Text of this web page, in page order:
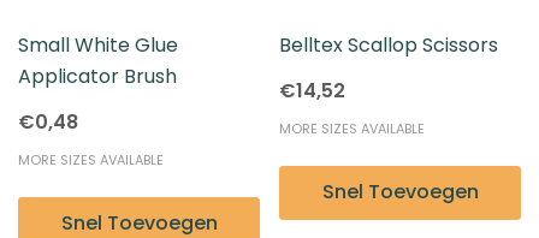
Small White Glue
Applicator Brush
€0,48
MORE SIZES AVAILABLE
Snel Toevoegen
Belltex Scallop Scissors
€14,52
MORE SIZES AVAILABLE
Snel Toevoegen